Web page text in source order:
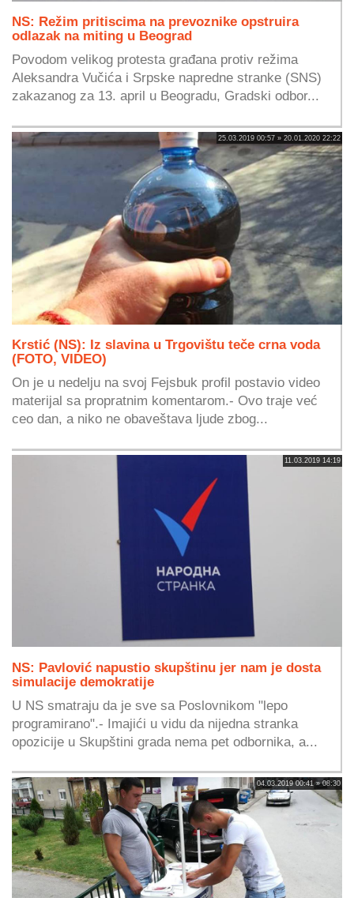
NS: Režim pritiscima na prevoznike opstruira
odlazak na miting u Beograd
Povodom velikog protesta građana protiv režima
Aleksandra Vučića i Srpske napredne stranke (SNS)
zakazanog za 13. april u Beogradu, Gradski odbor...
25.03.2019 00:57 » 20.01.2020 22:22
Krstić (NS): Iz slavina u Trgovištu teče crna voda
(FOTO, VIDEO)
On je u nedelju na svoj Fejsbuk profil postavio video
materijal sa propratnim komentarom.- Ovo traje već
ceo dan, a niko ne obaveštava ljude zbog...
11.03.2019 14:19
NS: Pavlović napustio skupštinu jer nam je dosta
simulacije demokratije
U NS smatraju da je sve sa Poslovnikom "lepo
programirano".- Imajići u vidu da nijedna stranka
opozicije u Skupštini grada nema pet odbornika, a...
04.03.2019 00:41 » 08:30